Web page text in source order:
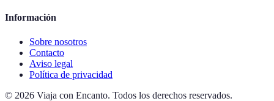
Información
Sobre nosotros
Contacto
Aviso legal
Política de privacidad
© 2026 Viaja con Encanto. Todos los derechos reservados.